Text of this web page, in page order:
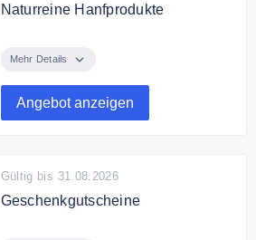
Naturreine Hanfprodukte
Superfood höchster Qualität bei
Mehr Details
Angebot anzeigen
Gültig bis 31.08.2026
Geschenkgutscheine